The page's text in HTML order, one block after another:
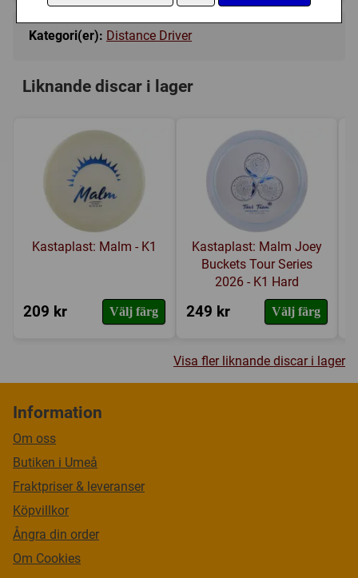
Kategori(er): Distance Driver
Liknande discar i lager
Kastaplast: Malm - K1
209 kr Välj färg
Kastaplast: Malm Joey
Buckets Tour Series
2026 - K1 Hard
249 kr Välj färg
Visa fler liknande discar i lager
Information
Om oss
Butiken i Umeå
Fraktpriser & leveranser
Köpvillkor
Ångra din order
Om Cookies